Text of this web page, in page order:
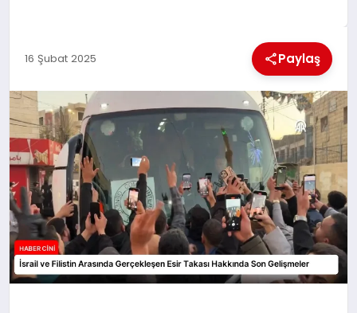
GENEL
EKONOMI
YEREL HABERLER
GÜNDEM
16 Şubat 2025 Paylaş